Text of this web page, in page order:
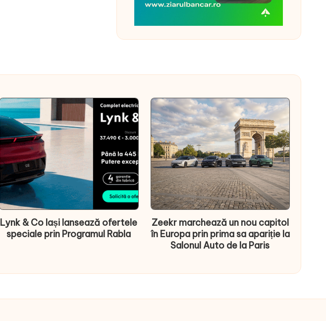
Lynk & Co Iași lansează ofertele
speciale prin Programul Rabla
Zeekr marchează un nou capitol
în Europa prin prima sa apariție la
Salonul Auto de la Paris